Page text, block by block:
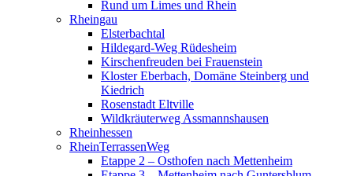
Rund um Limes und Rhein
Rheingau
Elsterbachtal
Hildegard-Weg Rüdesheim
Kirschenfreuden bei Frauenstein
Kloster Eberbach, Domäne Steinberg und
Kiedrich
Rosenstadt Eltville
Wildkräuterweg Assmannshausen
Rheinhessen
RheinTerrassenWeg
Etappe 2 – Osthofen nach Mettenheim